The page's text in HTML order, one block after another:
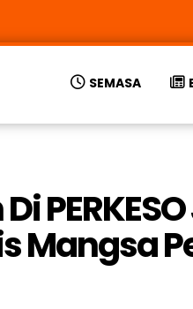
SEMASA
Mangsa